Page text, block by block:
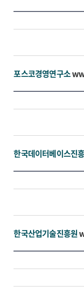
포스코경영연구소
한국데이터베이스진
한국산업기술진흥원